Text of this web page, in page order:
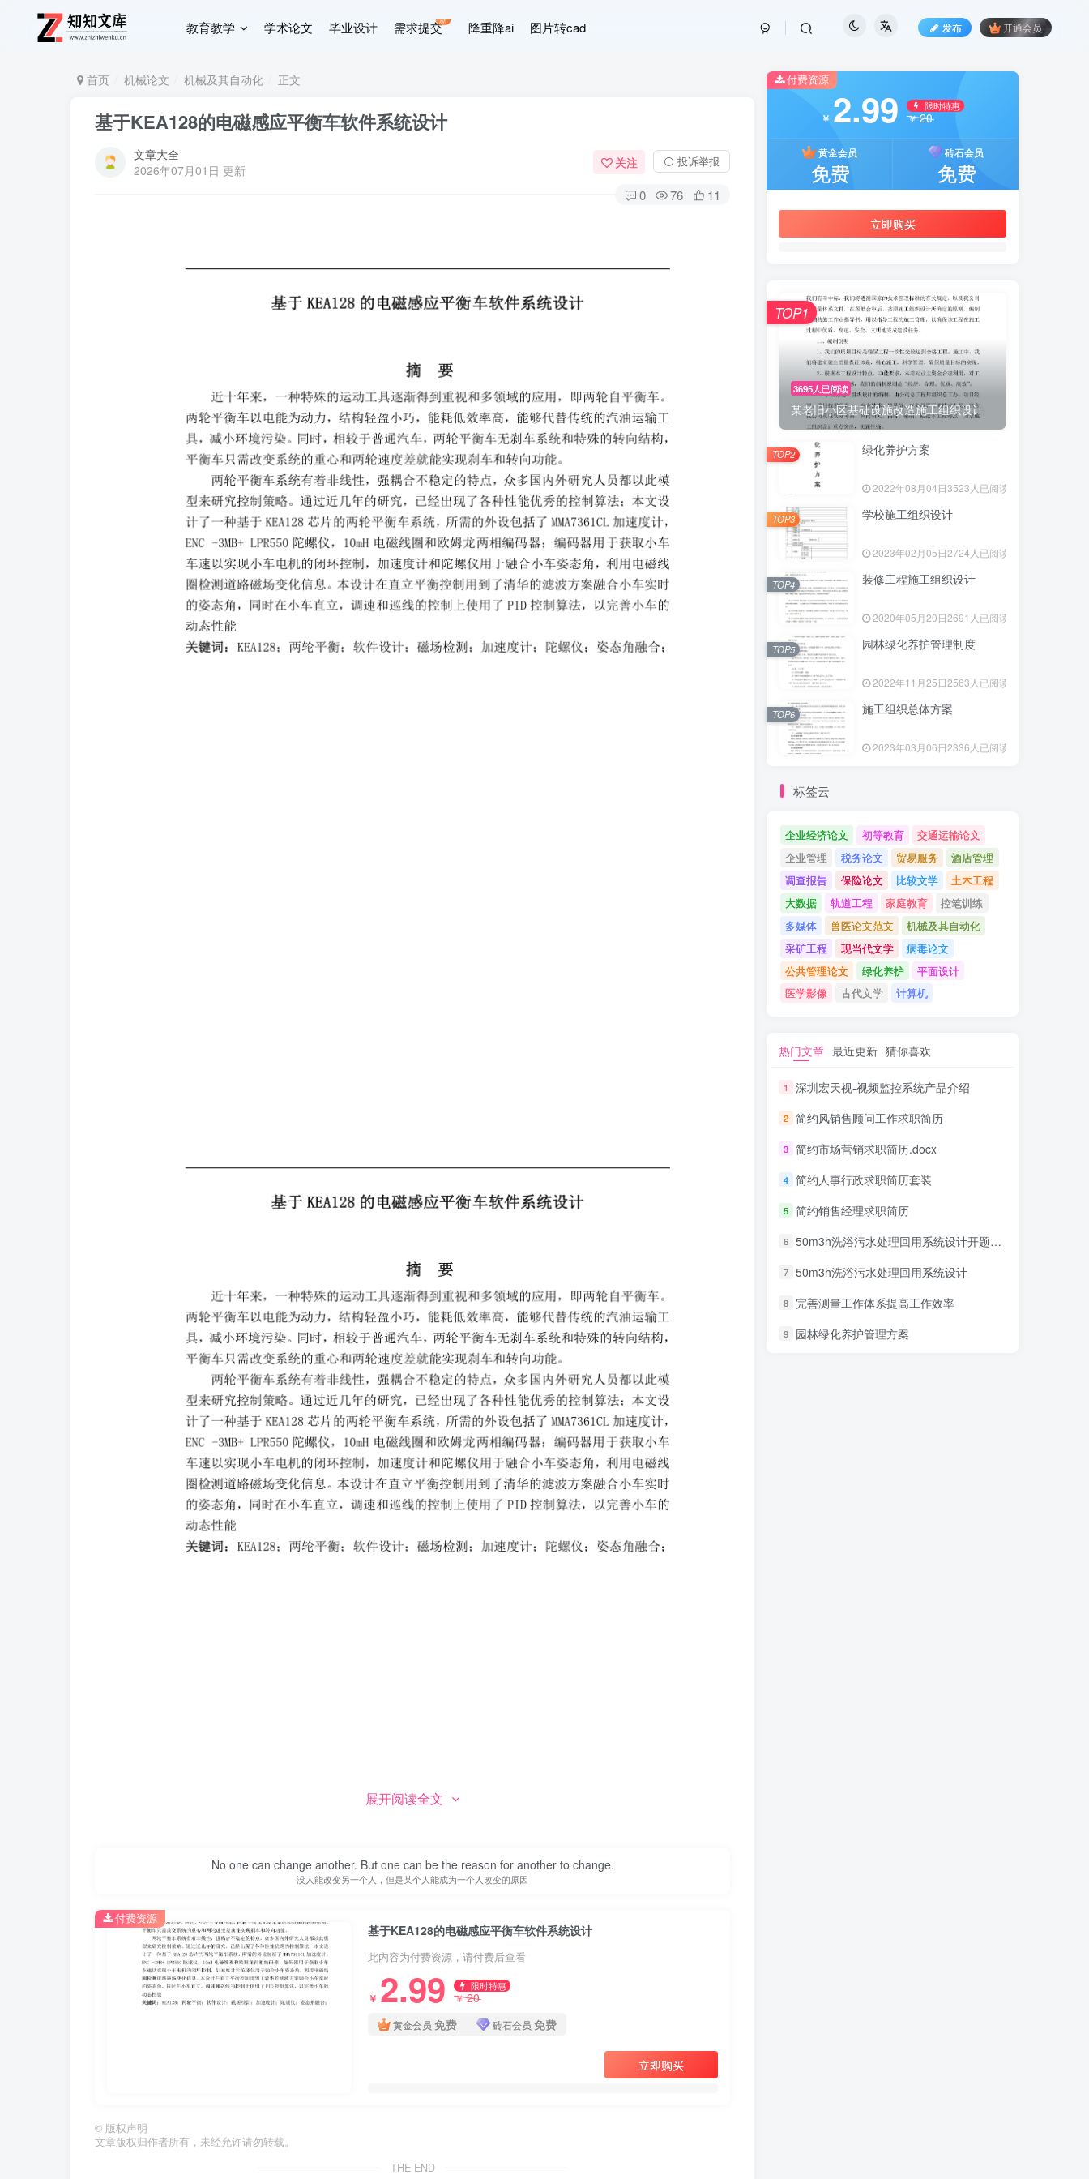
教育教学 学术论文 毕业设计 需求提交新 降重降ai 图片转cad 发布 开通会员
首页 机械论文 机械及其自动化 正文
基于KEA128的电磁感应平衡车软件系统设计
文章大全
2026年07月01日 更新
关注 ⚪ 投诉举报
0 76 11
展开阅读全文
No one can change another. But one can be the reason for another to change.
没人能改变另一个人，但是某个人能成为一个人改变的原因
基于KEA128的电磁感应平衡车软件系统设计
此内容为付费资源，请付费后查看
￥ 2.99 限时特惠
￥20
黄金会员 免费 砖石会员 免费
立即购买
付费资源
© 版权声明
文章版权归作者所有，未经允许请勿转载。
THE END
付费资源
￥ 2.99 限时特惠
￥20
黄金会员
免费
砖石会员
免费
立即购买
3695人已阅读
某老旧小区基础设施改造施工组织设计
TOP1
绿化养护方案
2022年08月04日3523人已阅读
TOP2
学校施工组织设计
2023年02月05日2724人已阅读
TOP3
装修工程施工组织设计
2020年05月20日2691人已阅读
TOP4
园林绿化养护管理制度
2022年11月25日2563人已阅读
TOP5
施工组织总体方案
2023年03月06日2336人已阅读
TOP6
标签云
企业经济论文 初等教育
交通运输论文
企业管理
税务论文 贸易服务
酒店管理
调查报告
保险论文 比较文学
土木工程
大数据
轨道工程 家庭教育
控笔训练
多媒体
兽医论文范文
机械及其自动化
采矿工程
现当代文学
病毒论文
公共管理论文
绿化养护
平面设计
医学影像
古代文学 计算机
热门文章 最近更新 猜你喜欢
1 深圳宏天视-视频监控系统产品介绍
2 简约风销售顾问工作求职简历
3 简约市场营销求职简历.docx
4 简约人事行政求职简历套装
5 简约销售经理求职简历
6 50m3h洗浴污水处理回用系统设计开题报告
7 50m3h洗浴污水处理回用系统设计
8 完善测量工作体系提高工作效率
9 园林绿化养护管理方案